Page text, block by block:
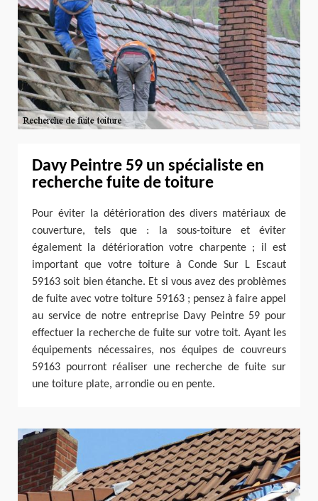
Davy Peintre 59 un spécialiste en
recherche fuite de toiture
Pour éviter la détérioration des divers matériaux de
couverture, tels que : la sous-toiture et éviter
également la détérioration votre charpente ; il est
important que votre toiture à Conde Sur L Escaut
59163 soit bien étanche. Et si vous avez des problèmes
de fuite avec votre toiture 59163 ; pensez à faire appel
au service de notre entreprise Davy Peintre 59 pour
effectuer la recherche de fuite sur votre toit. Ayant les
équipements nécessaires, nos équipes de couvreurs
59163 pourront réaliser une recherche de fuite sur
une toiture plate, arrondie ou en pente.